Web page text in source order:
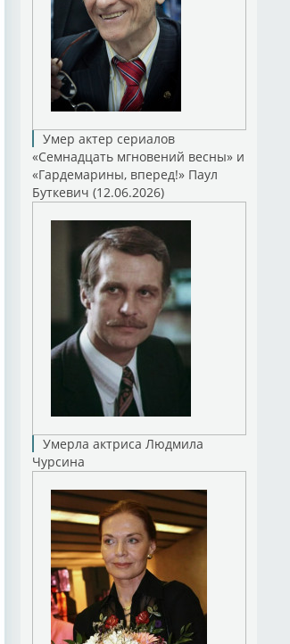
Умер актер сериалов
«Семнадцать мгновений весны» и
«Гардемарины, вперед!» Паул
Буткевич (12.06.2026)
Умерла актриса Людмила
Чурсина